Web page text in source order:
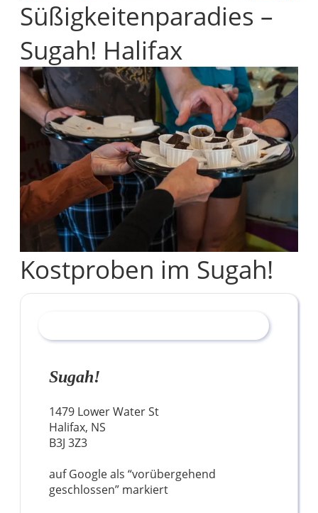
Süßigkeitenparadies –
Sugah! Halifax
Kostproben im Sugah!
Sugah!
1479 Lower Water St
Halifax, NS
B3J 3Z3
auf Google als “vorübergehend
geschlossen” markiert